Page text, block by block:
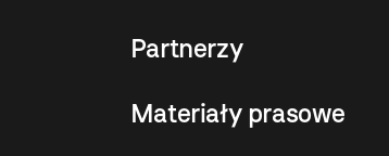
Partnerzy
Materiały prasowe